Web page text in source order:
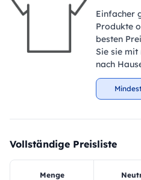
Einfacher
Produkte
besten
Sie sie
nach
Vollständige Preisliste
Menge